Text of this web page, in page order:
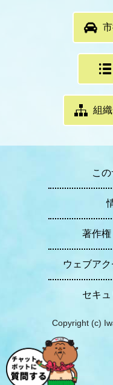
組
こ
著作
ウェブア
セキ
Copyright (c)